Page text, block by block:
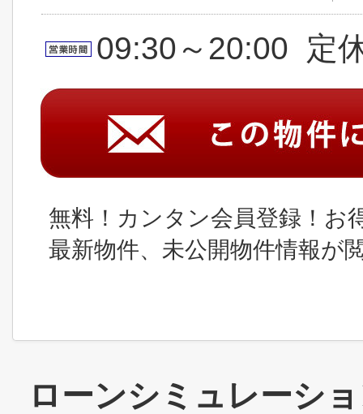
09:30～20:00 定
無料！カンタン会員登録！お
最新物件、未公開物件情報が
ローンシミュレーシ